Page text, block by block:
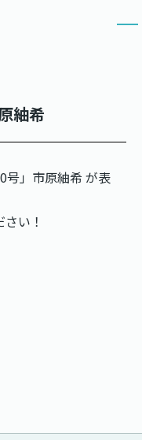
紬希
号」市原紬希 が表
い！